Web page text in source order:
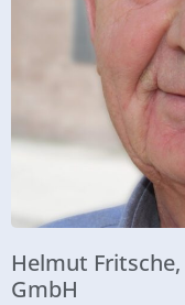
Helmut
GmbH